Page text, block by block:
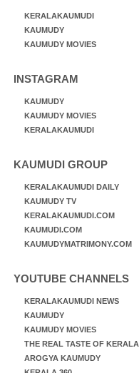
KERALAKAUMUDI
KAUMUDY
KAUMUDY MOVIES
INSTAGRAM
KAUMUDY
KAUMUDY MOVIES
KERALAKAUMUDI
KAUMUDI GROUP
KERALAKAUMUDI DAILY
KAUMUDY TV
KERALAKAUMUDI.COM
KAUMUDI.COM
KAUMUDYMATRIMONY.COM
YOUTUBE CHANNELS
KERALAKAUMUDI NEWS
KAUMUDY
KAUMUDY MOVIES
THE REAL TASTE OF KERALA
AROGYA KAUMUDY